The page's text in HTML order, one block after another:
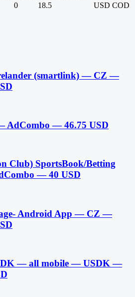
0 18.5 USD COD
(smartlink) — CZ —
AdCombo — 46.75 USD
Club) SportsBook/Betting
— 40 USD
Android App — CZ —
DK — all mobile — USDK —